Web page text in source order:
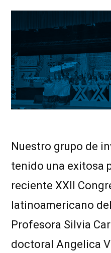
Nuestro grupo de
tenido una exitosa
reciente XXII
latinoamericano
Profesora Silvia
doctoral Angelica